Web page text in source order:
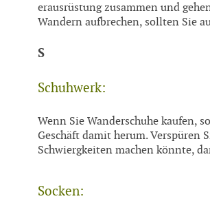
erausrüstung zusammen und
Wandern aufbrechen, sollten Sie
S
Schuhwerk:
Wenn Sie Wanderschuhe kaufen,
Geschäft damit herum. Verspüren
Schwiergkeiten machen könnte,
Socken: